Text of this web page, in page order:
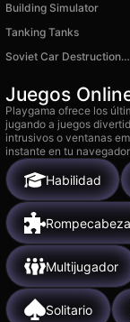
Building Simulator
Tanking Tanks
Soviet Car Destruction Sandbox
Juegos
Playgama ofrece los
jugando a juegos
intrusivos o ventanas
instante en tu
Habilidad
Multijugador
Solitario